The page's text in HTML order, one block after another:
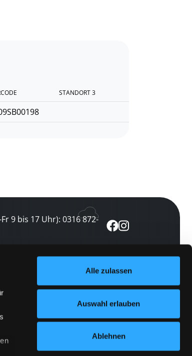
Alle zulassen
Auswahl erlauben
Ablehnen
STANDORT 3
9 bis 17 Uhr): 0316 872-
abonnieren
verpassen